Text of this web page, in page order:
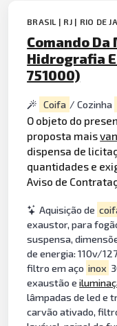
BRASIL | RJ | RIO DE
Comando
Hidrografia
751000)
Coifa / Cozinha
O objeto do
proposta mais
dispensa de
quantidades e
Aviso de
Aquisição de
exaustor, para
suspensa,
de energia: 110v/
filtro em aço inox
exaustão e
lâmpadas de led e
carvão ativado,